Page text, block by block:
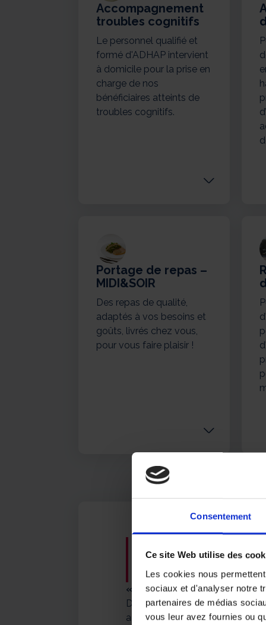
Consentement
Ce site Web utilise des
Les cookies nous
sociaux et d'analyser notre
partenaires de médias
vous leur avez fournies ou
Accompagnement
troubles cognitifs
Le personnel qualifié et
formé d'ADHAP intervient
à domicile pour la prise en
charge de nos
bénéficiaires atteints de
troubles cognitifs.
Portage de repas –
MIDI&SOIR
Des repas de qualité,
adaptés à vos besoins et
goûts, livrés chez vous,
pour vous faire plaisir !
Votre
ADHAP de
« Présents. Vraiment. »
Depuis 2009, l’équipe ADHAP
accompagne les personnes